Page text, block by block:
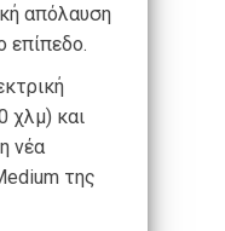
απόλαυση
επίπεδο.
χλμ) και
νέα
της